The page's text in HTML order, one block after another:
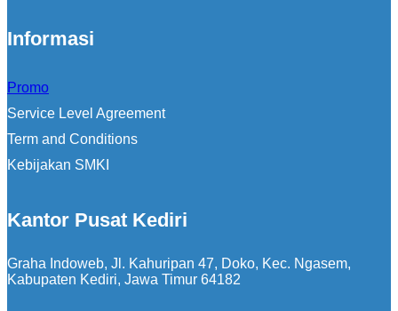
Informasi
Promo
Service Level Agreement
Term and Conditions
Kebijakan SMKI
Kantor Pusat Kediri
Graha Indoweb, Jl. Kahuripan 47, Doko, Kec. Ngasem,
Kabupaten Kediri, Jawa Timur 64182